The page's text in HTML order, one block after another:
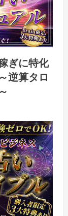
ぎに特化
逆算タロ